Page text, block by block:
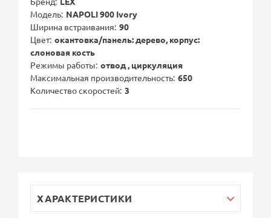
Модель NAPOLI 900 Ivory
Ширина встраивания 90
Цвет окантовка/панель: дерево, корпус:
слоновая кость
Режимы работы отвод , циркуляция
Максимальная производительность 650
Количество скоростей 3
ХАРАКТЕРИСТИКИ